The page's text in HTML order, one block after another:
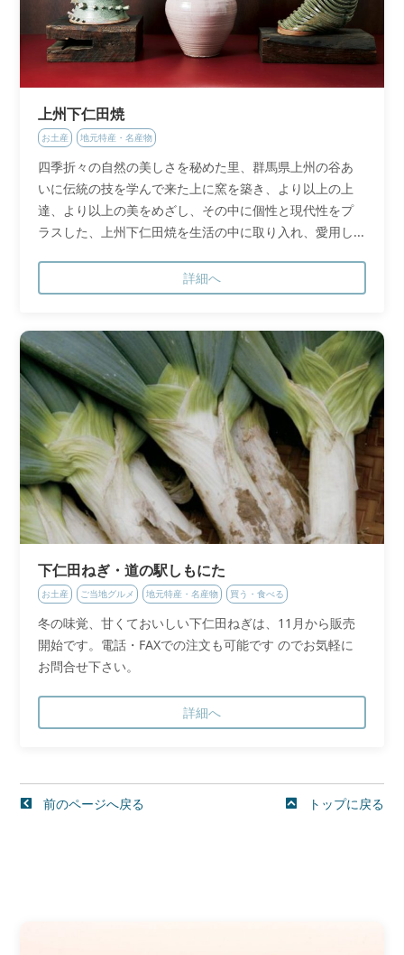
上州下仁田焼
お土産 地元特産・名産物
四季折々の自然の美しさを秘めた里、群馬県上州の谷あ
いに伝統の技を学んで来た上に窯を築き、より以上の上
達、より以上の美をめざし、その中に個性と現代性をプ
ラスした、上州下仁田焼を生活の中に取り入れ、愛用し...
詳細へ
下仁田ねぎ・道の駅しもにた
お土産 ご当地グルメ 地元特産・名産物 買う・食べる
冬の味覚、甘くておいしい下仁田ねぎは、11月から販売
開始です。電話・FAXでの注文も可能です のでお気軽に
お問合せ下さい。
詳細へ
前のページへ戻る トップに戻る